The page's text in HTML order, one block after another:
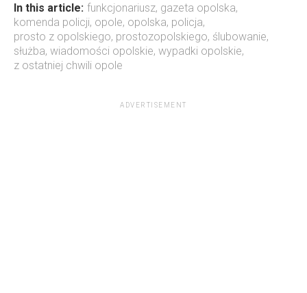
In this article: funkcjonariusz, gazeta opolska,
komenda policji, opole, opolska, policja,
prosto z opolskiego, prostozopolskiego, ślubowanie,
służba, wiadomości opolskie, wypadki opolskie,
z ostatniej chwili opole
ADVERTISEMENT